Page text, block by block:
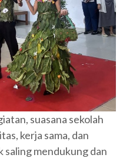
suasana sekolah
kerja sama, dan
saling mendukung dan